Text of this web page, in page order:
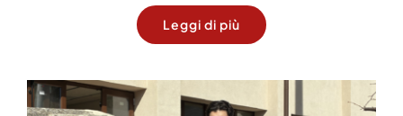
Leggi di più